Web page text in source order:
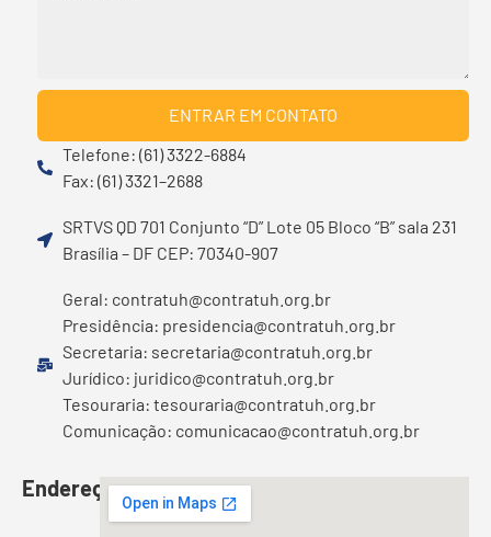
ENTRAR EM CONTATO
Telefone: (61) 3322-6884
Fax: (61) 3321–2688
SRTVS QD 701 Conjunto “D” Lote 05 Bloco “B” sala 231
Brasília – DF CEP: 70340-907
Geral: contratuh@contratuh.org.br
Presidência: presidencia@contratuh.org.br
Secretaria: secretaria@contratuh.org.br
Jurídico: juridico@contratuh.org.br
Tesouraria: tesouraria@contratuh.org.br
Comunicação: comunicacao@contratuh.org.br
Endereço